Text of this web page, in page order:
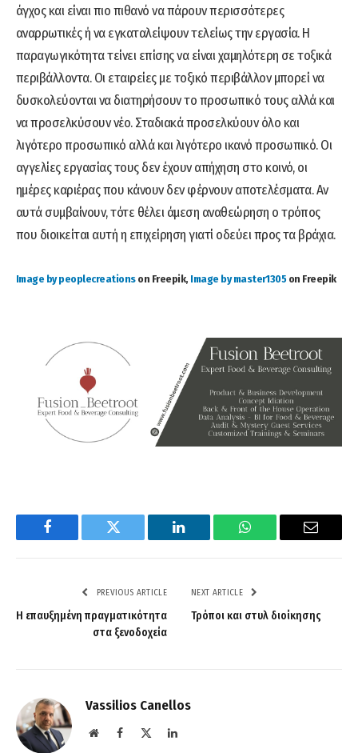
άγχος και είναι πιο πιθανό να πάρουν περισσότερες
αναρρωτικές ή να εγκαταλείψουν τελείως την εργασία. Η
παραγωγικότητα τείνει επίσης να είναι χαμηλότερη σε τοξικά
περιβάλλοντα. Οι εταιρείες με τοξικό περιβάλλον μπορεί να
δυσκολεύονται να διατηρήσουν το προσωπικό τους αλλά και
να προσελκύσουν νέο. Σταδιακά προσελκύουν όλο και
λιγότερο προσωπικό αλλά και λιγότερο ικανό προσωπικό. Οι
αγγελίες εργασίας τους δεν έχουν απήχηση στο κοινό, οι
ημέρες καριέρας που κάνουν δεν φέρνουν αποτελέσματα. Αν
αυτά συμβαίνουν, τότε θέλει άμεση αναθεώρηση ο τρόπος
που διοικείται αυτή η επιχείρηση γιατί οδεύει προς τα βράχια.
Image by peoplecreationson Freepik, Image by master1305 on Freepik
Facebook Twitter LinkedIn WhatsApp Email
PREVIOUS ARTICLE
Η επαυξημένη πραγματικότητα
στα ξενοδοχεία
NEXT ARTICLE
Τρόποι και στυλ διοίκησης
Vassilios Canellos
WebsiteFacebook LinkedIn